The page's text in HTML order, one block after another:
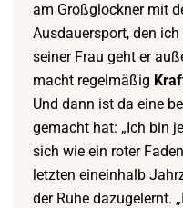
am Großglockner mit
Ausdauersport, den
seiner Frau geht er
macht regelmäßig
Und dann ist da eine
gemacht hat: „Ich bin
sich wie ein roter
letzten eineinhalb
der Ruhe dazugelernt.